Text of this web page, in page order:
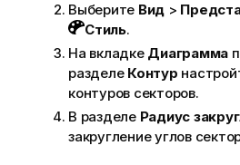
Выберите Вид >
Стиль.
На вкладке Диаграмма
разделе Контур
контуров секторов.
В разделе Радиус
закругление углов